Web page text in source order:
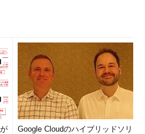
Google Cloudのハイブリッドソリ